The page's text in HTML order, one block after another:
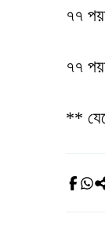
৭৭
৭৭
**